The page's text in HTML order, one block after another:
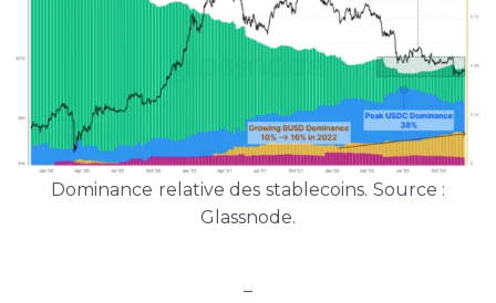
Dominance relative des stablecoins. Source :
Glassnode.
–